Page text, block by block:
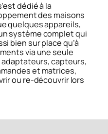
dédié à la
des maisons
quelques appareils,
système complet qui
bien sur place qu’à
via une seule
capteurs,
et matrices,
ou re-découvrir lors